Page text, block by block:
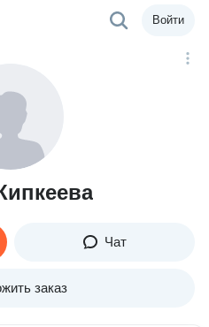
Войти
Чат
заказ